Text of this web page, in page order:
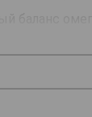
баланс
- не